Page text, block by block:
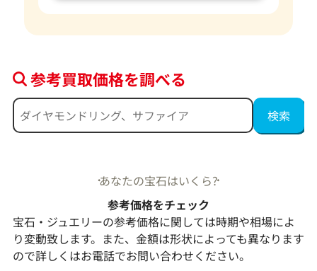
参考買取価格を調べる
あなたの宝石はいくら?
参考価格をチェック
宝石・ジュエリーの参考価格に関しては時期や相場によ
り変動致します。また、金額は形状によっても異なります
ので詳しくはお電話でお問い合わせください。